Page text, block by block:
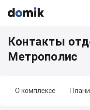



О комплексе
Контакты
Метрополис